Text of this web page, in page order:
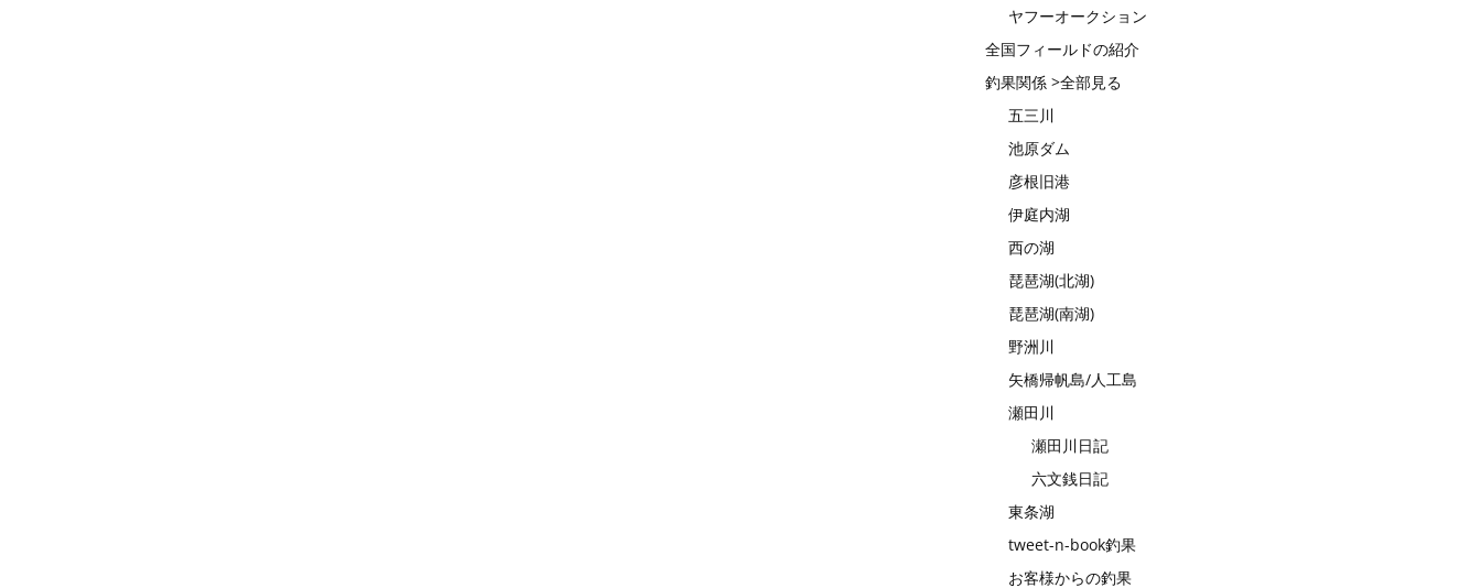
ヤフーオークション
全国フィールドの紹介
釣果関係 >全部見る
五三川
池原ダム
彦根旧港
伊庭内湖
西の湖
琵琶湖(北湖)
琵琶湖(南湖)
野洲川
矢橋帰帆島/人工島
瀬田川
瀬田川日記
六文銭日記
東条湖
tweet-n-book釣果
お客様からの釣果